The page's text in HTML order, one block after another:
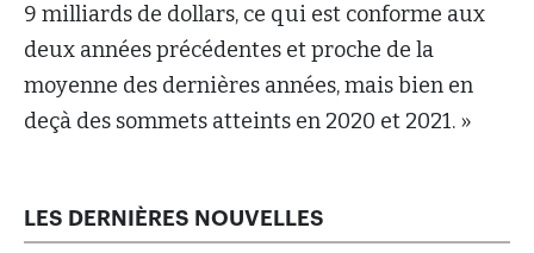
9 milliards de dollars, ce qui est conforme aux
deux années précédentes et proche de la
moyenne des dernières années, mais bien en
deçà des sommets atteints en 2020 et 2021. »
LES DERNIÈRES NOUVELLES